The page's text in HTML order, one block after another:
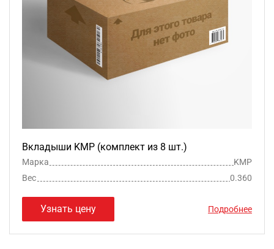
Вкладыши KMP (комплект из 8 шт.)
Марка
KMP
Вес
0.360
Узнать цену Подробнее